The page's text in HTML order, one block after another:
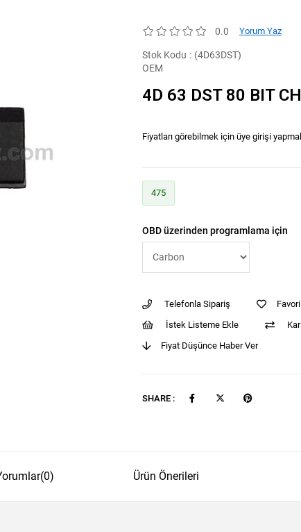
0.0 Yorum Yaz
Stok Kodu
(4D63DST)
OEM
4D 63 DST 80 BIT
Fiyatları görebilmek için üye girişi
475
OBD üzerinden programlama için
Telefonla Sipariş
İstek Listeme Ekle
Fiyat Düşünce Haber Ver
SHARE :
(0) Ürün Önerileri